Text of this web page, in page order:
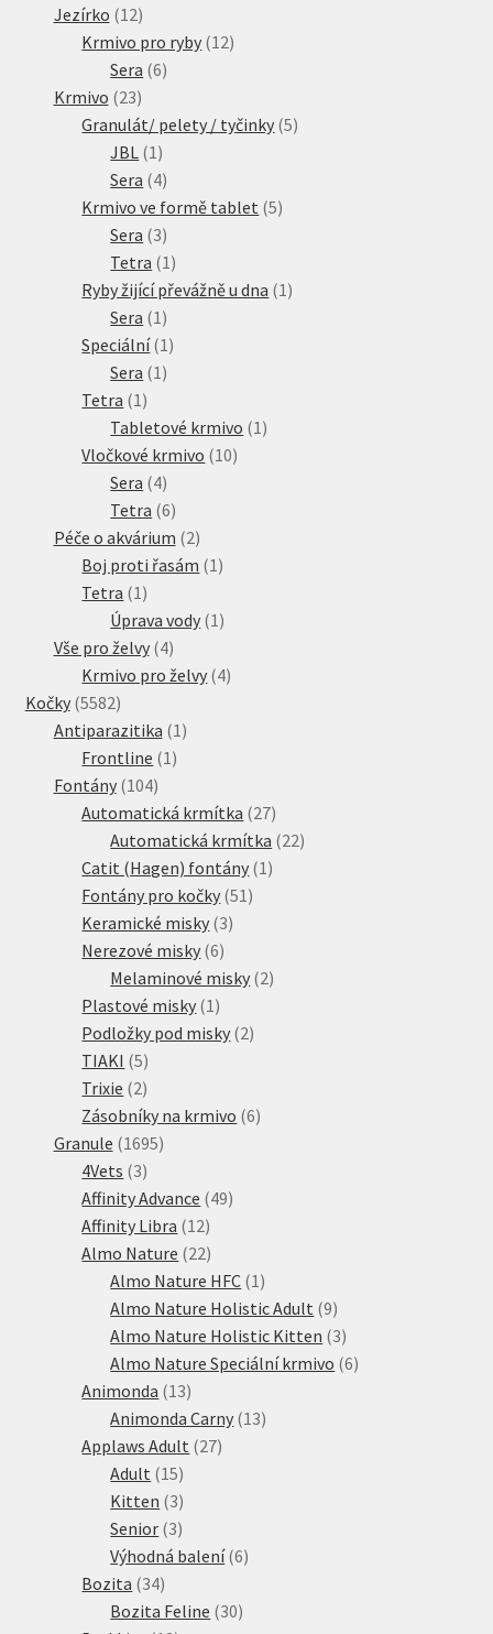
produktů
Jezírko 1212
produktů
Krmivo pro ryby 1212
Sera 66
Krmivo 2323
produktů
Granulát/ pelety / tyčinky 55
JBL 1 1
produkt
Sera 44
produkty
Krmivo ve formě tablet 55
Sera 33
produkty
Tetra 1 1
produkt
Ryby žijící převážně u dna 1 1
Sera 1 1
produkt
Speciální 1 1
Sera 1 1
Tetra 1 1
produkt
Tabletové krmivo 1 1
Vločkové krmivo 1010
Sera 44
produkty
Tetra 66
produktů
Péče o akvárium 22
produkty
Boj proti řasám 1 1
Tetra 1 1
produkt
Úprava vody 1 1
Vše pro želvy 44
produkty
Krmivo pro želvy 44
Kočky 55825582
produktů
Antiparazitika 1 1
Frontline 1 1
Fontány 104104
produktů
Automatická krmítka 2727
produktů
Automatická krmítka 2222
Catit (Hagen) fontány 1 1
Fontány pro kočky 51 51
Keramické misky 33
Nerezové misky 66
produktů
Melaminové misky 22
Plastové misky 1 1
produkt
Podložky pod misky 22
TIAKI 55
produktů
Trixie 22
produkty
Zásobníky na krmivo 66
Granule 16951695
4Vets 33
produkty
Affinity Advance 4949
Affinity Libra 1212
produktů
Almo Nature 2222
produktů
Almo Nature HFC 1 1
produkt
Almo Nature Holistic Adult 99
produktů
Almo Nature Holistic Kitten 33
produkty
Almo Nature Speciální krmivo 66
Animonda 1313
produktů
Animonda Carny 1313
Applaws Adult 2727
Adult 1515
produktů
Kitten 33
produkty
Senior 33
produkty
Výhodná balení 66
Bozita 3434
produktů
Bozita Feline 3030